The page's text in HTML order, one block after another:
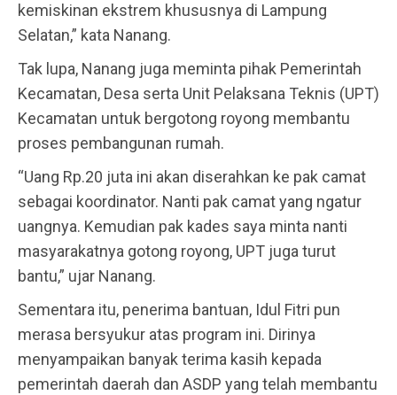
kemiskinan ekstrem khususnya di Lampung
Selatan,” kata Nanang.
Tak lupa, Nanang juga meminta pihak Pemerintah
Kecamatan, Desa serta Unit Pelaksana Teknis (UPT)
Kecamatan untuk bergotong royong membantu
proses pembangunan rumah.
“Uang Rp.20 juta ini akan diserahkan ke pak camat
sebagai koordinator. Nanti pak camat yang ngatur
uangnya. Kemudian pak kades saya minta nanti
masyarakatnya gotong royong, UPT juga turut
bantu,” ujar Nanang.
Sementara itu, penerima bantuan, Idul Fitri pun
merasa bersyukur atas program ini. Dirinya
menyampaikan banyak terima kasih kepada
pemerintah daerah dan ASDP yang telah membantu